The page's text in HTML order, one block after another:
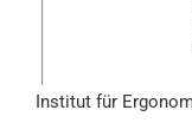
Institut für